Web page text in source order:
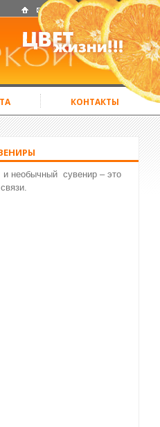
КОНТАКТЫ
необычный сувенир – это